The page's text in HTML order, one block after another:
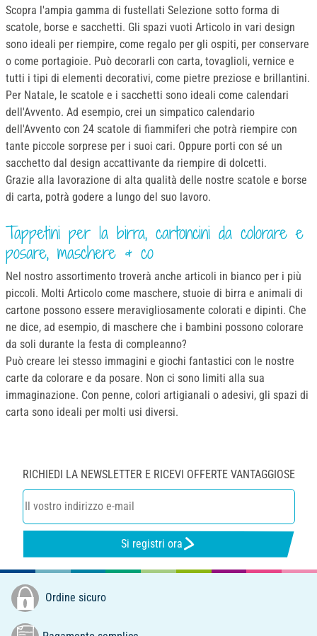
Scopra l'ampia gamma di fustellati Selezione sotto forma di
scatole, borse e sacchetti. Gli spazi vuoti Articolo in vari design
sono ideali per riempire, come regalo per gli ospiti, per conservare
o come portagioie. Può decorarli con carta, tovaglioli, vernice e
tutti i tipi di elementi decorativi, come pietre preziose e brillantini.
Per Natale, le scatole e i sacchetti sono ideali come calendari
dell'Avvento. Ad esempio, crei un simpatico calendario
dell'Avvento con 24 scatole di fiammiferi che potrà riempire con
tante piccole sorprese per i suoi cari. Oppure porti con sé un
sacchetto dal design accattivante da riempire di dolcetti.
Grazie alla lavorazione di alta qualità delle nostre scatole e borse
di carta, potrà godere a lungo del suo lavoro.
Tappetini per la birra, cartoncini da colorare e
posare, maschere & co
Nel nostro assortimento troverà anche articoli in bianco per i più
piccoli. Molti Articolo come maschere, stuoie di birra e animali di
cartone possono essere meravigliosamente colorati e dipinti. Che
ne dice, ad esempio, di maschere che i bambini possono colorare
da soli durante la festa di compleanno?
Può creare lei stesso immagini e giochi fantastici con le nostre
carte da colorare e da posare. Non ci sono limiti alla sua
immaginazione. Con penne, colori artigianali o adesivi, gli spazi di
carta sono ideali per molti usi diversi.
RICHIEDI LA NEWSLETTER E RICEVI OFFERTE VANTAGGIOSE
Si registri ora
Ordine sicuro